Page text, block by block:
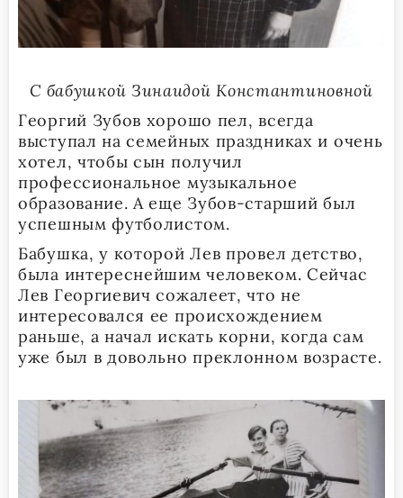
С бабушкой Зинаидой Константиновной
Георгий Зубов хорошо пел, всегда
выступал на семейных праздниках и очень
хотел, чтобы сын получил
профессиональное музыкальное
образование. А еще Зубов-старший был
успешным футболистом.
Бабушка, у которой Лев провел детство,
была интереснейшим человеком. Сейчас
Лев Георгиевич сожалеет, что не
интересовался ее происхождением
раньше, а начал искать корни, когда сам
уже был в довольно преклонном возрасте.